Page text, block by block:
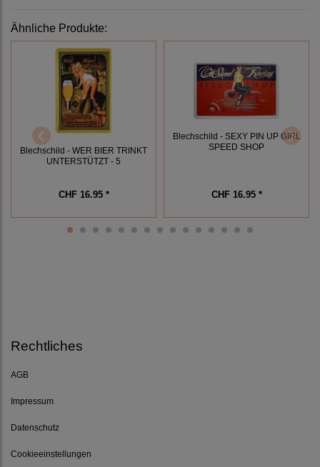
Ähnliche Produkte:
Blechschild - WER BIER TRINKT
UNTERSTÜTZT - 5
CHF 16.95 *
Blechschild - SEXY PIN UP GIRL
SPEED SHOP
CHF 16.95 *
Rechtliches
AGB
Impressum
Datenschutz
Cookieeinstellungen